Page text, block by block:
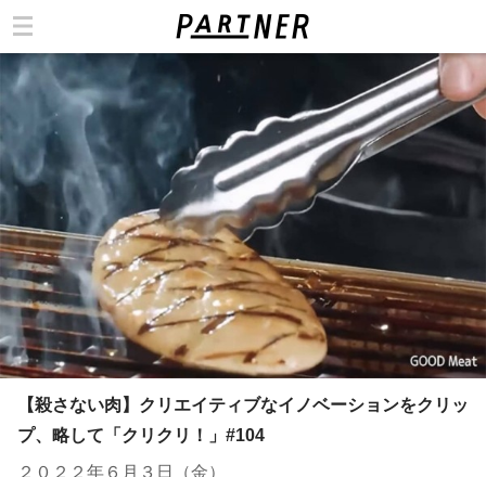
【殺さない肉】クリエイティブなイノベーションをクリッ
プ、略して「クリクリ！」#104
２０２２年６月３日（金）
カテゴリ